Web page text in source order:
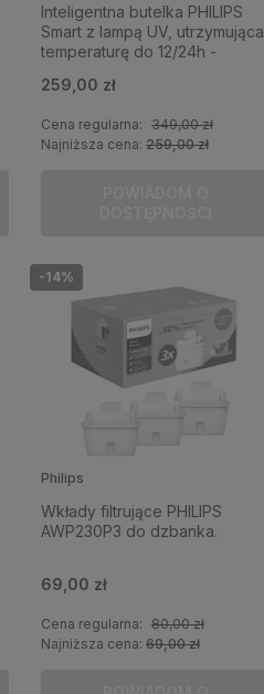
Inteligentna butelka PHILIPS
Smart z lampą UV, utrzymująca
temperaturę do 12/24h -
bakterie w wodzie.
259,00 zł
Cena regularna:
349,00 zł
Najniższa cena:259,00 zł
Philips
Wkłady filtrujące PHILIPS
AWP230P3 do dzbanka.
69,00 zł
Cena regularna:
80,00 zł
Najniższa cena:69,00 zł
-14%